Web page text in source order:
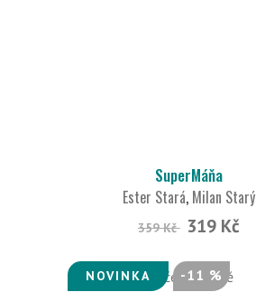
SuperMáňa
Ester Stará, Milan Starý
359 Kč 319 Kč
NOVINKA -11 %